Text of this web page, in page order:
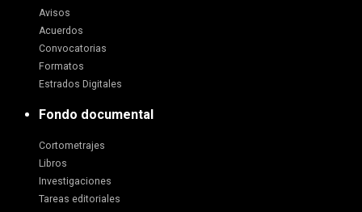
Avisos
Acuerdos
Convocatorias
Formatos
Estrados Digitales
Fondo documental
Cortometrajes
Libros
Investigaciones
Tareas editoriales